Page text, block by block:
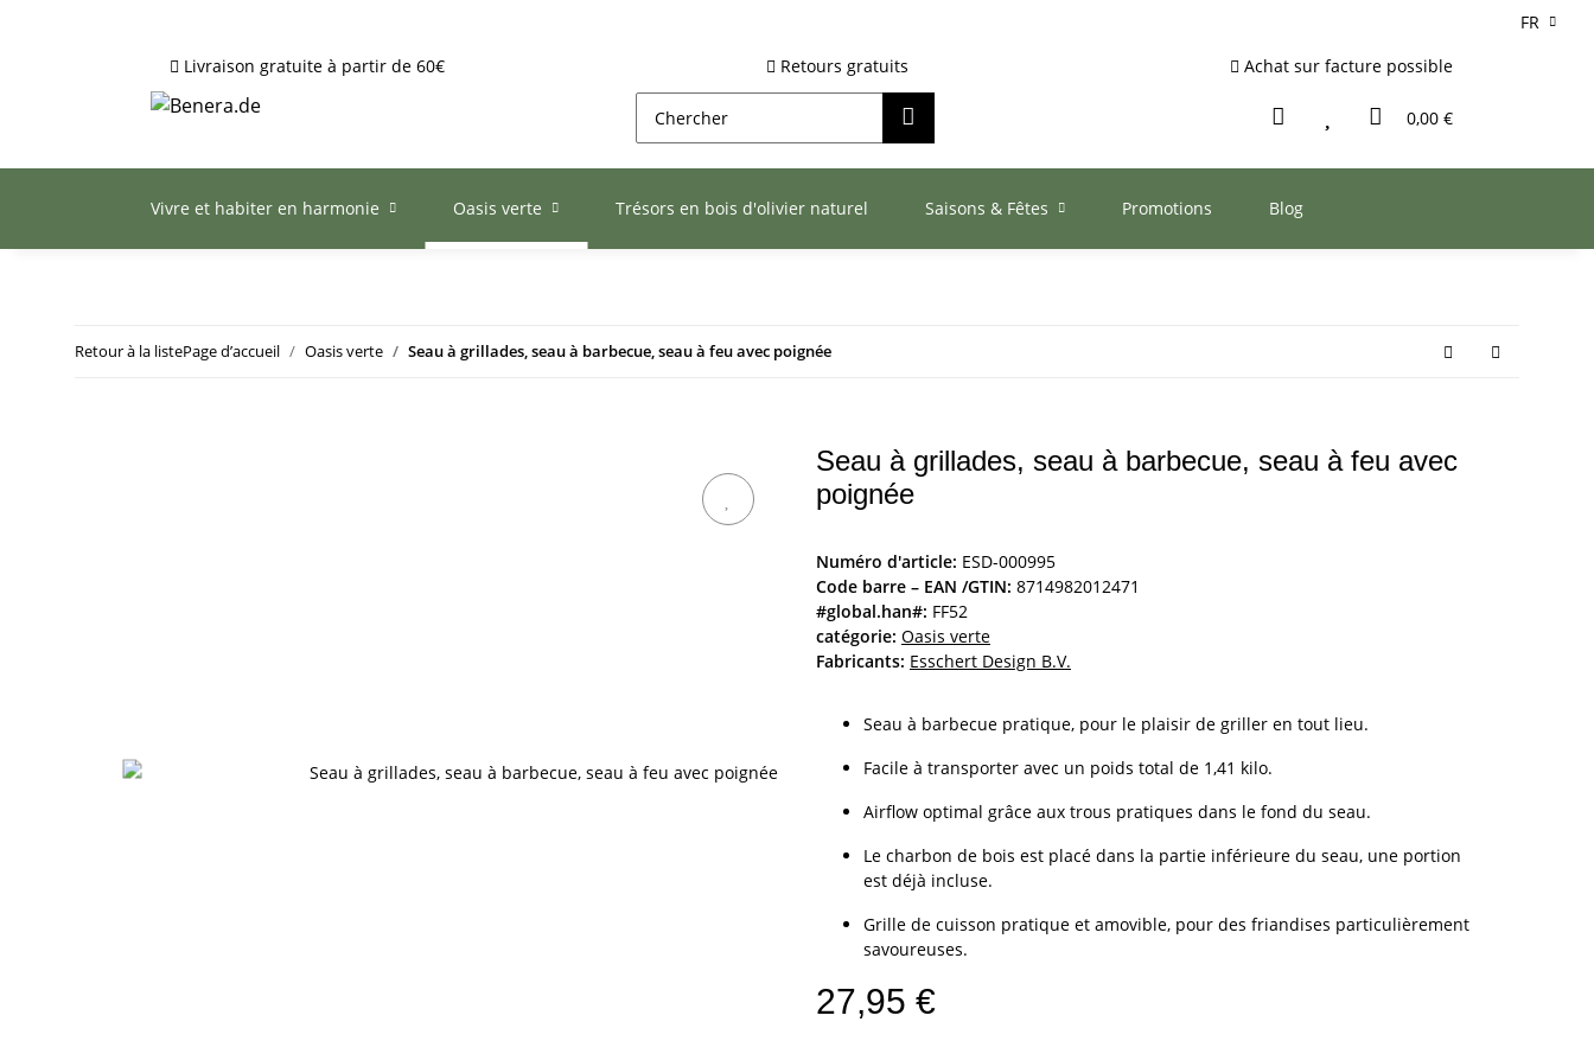
FR
Livraison gratuite à partir de 60€
Retours gratuits Achat sur facture possible
0,00 €
Vivre et habiter en harmonie Oasis verte Trésors en bois d'olivier naturel Saisons & Fêtes Promotions Blog
Retour à la listePage d’accueil Oasis verte Seau à grillades, seau à barbecue, seau à feu avec poignée
Seau à grillades, seau à barbecue, seau à feu avec
poignée
Numéro d'article: ESD-000995
Code barre – EAN /GTIN: 8714982012471
#global.han#: FF52
catégorie: Oasis verte
Fabricants: Esschert Design B.V.
Seau à barbecue pratique, pour le plaisir de griller en tout lieu.
Facile à transporter avec un poids total de 1,41 kilo.
Airflow optimal grâce aux trous pratiques dans le fond du seau.
Le charbon de bois est placé dans la partie inférieure du seau, une portion
est déjà incluse.
Grille de cuisson pratique et amovible, pour des friandises particulièrement
savoureuses.
27,95 €